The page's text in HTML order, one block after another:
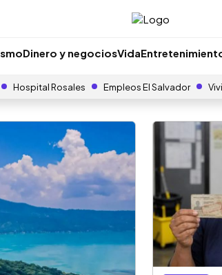
Dinero y negociosVida
Hospital Rosales Empleos El Salvador